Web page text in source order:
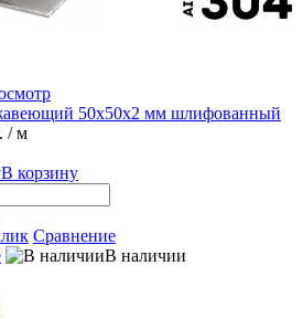
50х50х2 мм шлифованный
/ м
В корзину
Сравнение
В наличии